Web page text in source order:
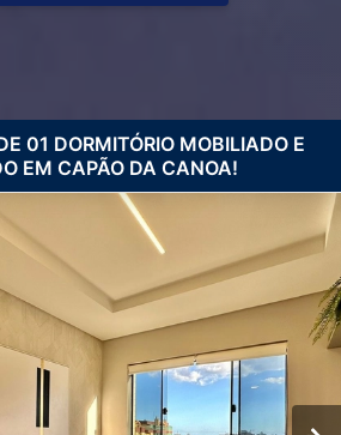
01 DORMITÓRIO MOBILIADO E
EM CAPÃO DA CANOA!